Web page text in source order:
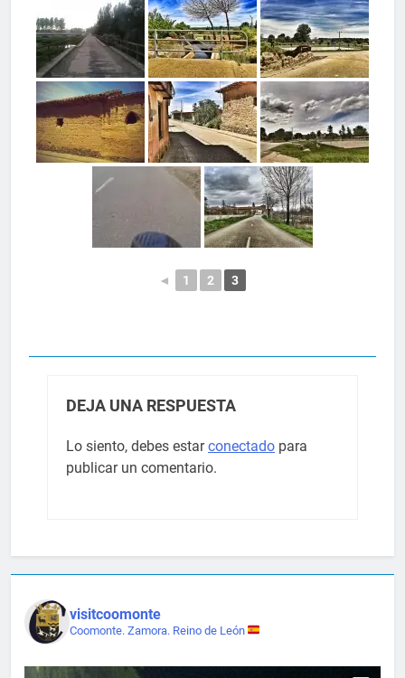
◄ 1 2 3
DEJA UNA RESPUESTA
Lo siento, debes estarconectado para
publicar un comentario.
visitcoomonte
Coomonte. Zamora. Reino de León